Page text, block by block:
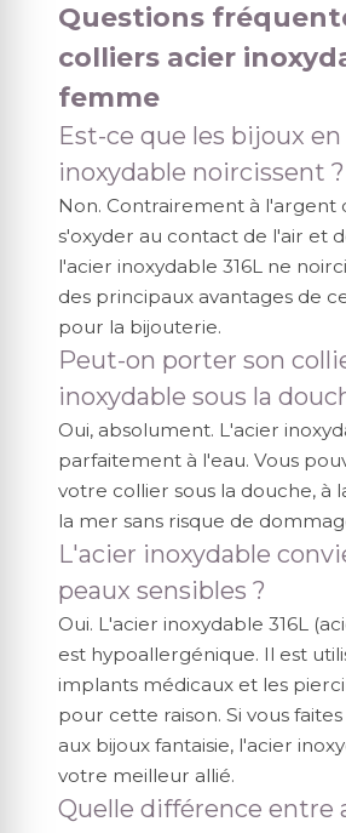
Questions
colliers acier
femme
Est-ce que les bijoux
inoxydable noircissent ?
Non. Contrairement à l'argent
s'oxyder au contact de l'air et
l'acier inoxydable 316L ne
des principaux avantages de
pour la bijouterie.
Peut-on porter son
inoxydable sous la
Oui, absolument. L'acier
parfaitement à l'eau. Vous
votre collier sous la douche, à
la mer sans risque de
L'acier inoxydable
peaux sensibles ?
Oui. L'acier inoxydable 316L
est hypoallergénique. Il est
implants médicaux et les
pour cette raison. Si vous
aux bijoux fantaisie, l'acier
votre meilleur allié.
Quelle différence entre